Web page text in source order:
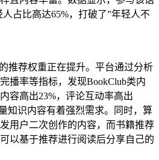
占比高达65%，打破了”年轻人不
推荐权重正在提升。平台通过分析
播率等指标，发现BookClub类内
容高出23%，评论互动率高出
知识内容有着强烈需求。同时，算
用户二次创作的内容，而书籍推荐
以基于推荐进行阅读后分享自己的